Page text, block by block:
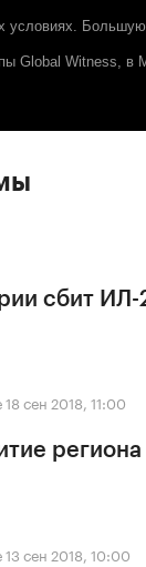
условиях.
Global Witness,
сбит ИЛ-
18 сен 2018, 11:00
региона
13 сен 2018, 10:00